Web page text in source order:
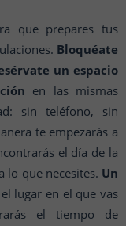
que prepares tus
Bloquéate
un espacio
en las mismas
sin teléfono, sin
te empezarás a
el día de la
lo que necesites. Un
lugar en el que vas
el tiempo de